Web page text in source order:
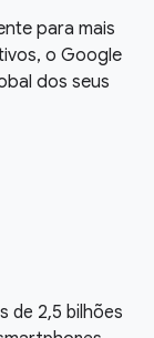
para mais
o Google
dos seus
de 2,5 bilhões